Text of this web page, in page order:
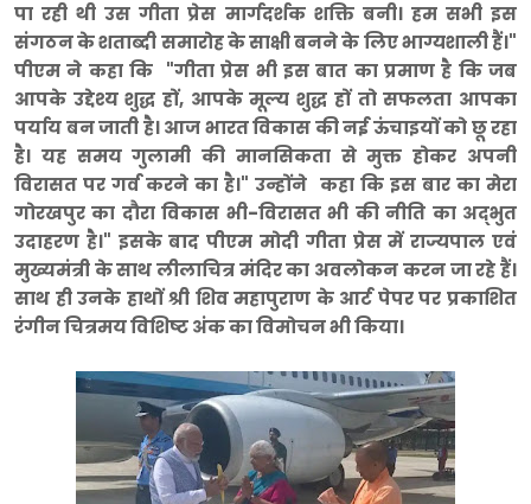
पा रही थी उस गीता प्रेस मार्गदर्शक शक्ति बनी। हम सभी इस
संगठन के शताब्दी समारोह के साक्षी बनने के लिए भाग्यशाली हैं।"
पीएम ने कहा कि "गीता प्रेस भी इस बात का प्रमाण है कि जब
आपके उद्देश्य शुद्ध हों, आपके मूल्य शुद्ध हों तो सफलता आपका
पर्याय बन जाती है। आज भारत विकास की नई ऊंचाइयों को छू रहा
है। यह समय गुलामी की मानसिकता से मुक्त होकर अपनी
विरासत पर गर्व करने का है।" उन्होंने कहा कि इस बार का मेरा
गोरखपुर का दौरा विकास भी-विरासत भी की नीति का अद्भुत
उदाहरण है।" इसके बाद पीएम मोदी गीता प्रेस में राज्यपाल एवं
मुख्यमंत्री के साथ लीलाचित्र मंदिर का अवलोकन करन जा रहे हैं।
साथ ही उनके हाथों श्री शिव महापुराण के आर्ट पेपर पर प्रकाशित
रंगीन चित्रमय विशिष्ट अंक का विमोचन भी किया।